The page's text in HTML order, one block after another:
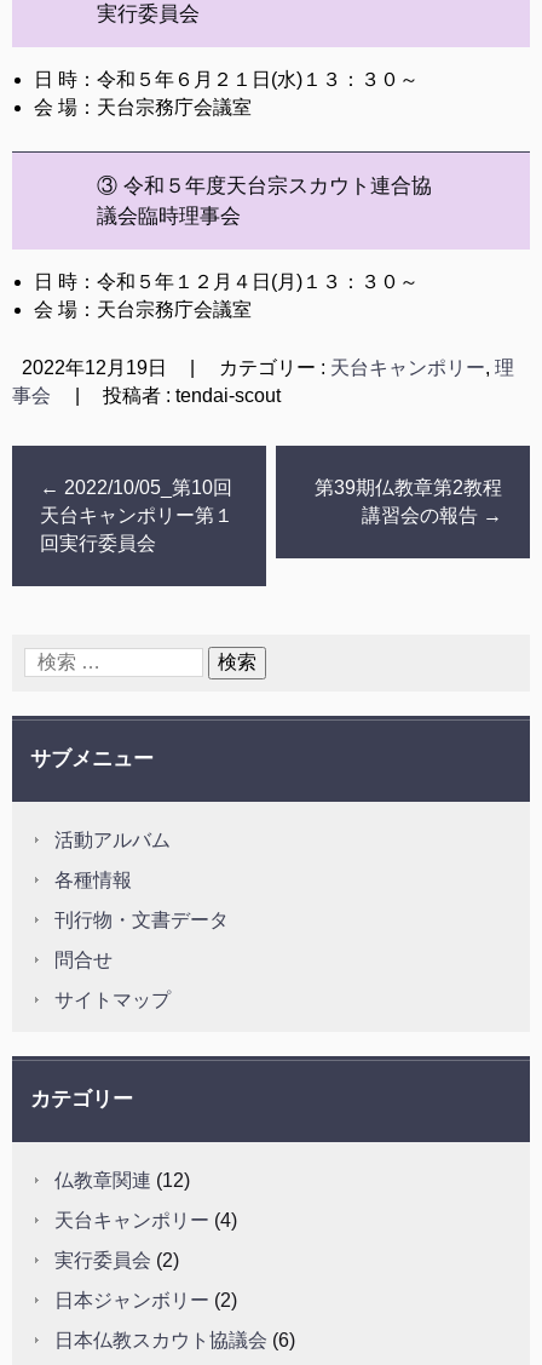
実行委員会
日 時：令和５年６月２１日(水)１３：３０～
会 場：天台宗務庁会議室
③ 令和５年度天台宗スカウト連合協
議会臨時理事会
日 時：令和５年１２月４日(月)１３：３０～
会 場：天台宗務庁会議室
2022年12月19日 カテゴリー : 天台キャンポリー, 理
事会
投稿者 : tendai-scout
← 2022/10/05_第10回
天台キャンポリー第１
回実行委員会
第39期仏教章第2教程
講習会の報告 →
サブメニュー
活動アルバム
各種情報
刊行物・文書データ
問合せ
サイトマップ
カテゴリー
仏教章関連 (12)
天台キャンポリー (4)
実行委員会 (2)
日本ジャンボリー (2)
日本仏教スカウト協議会 (6)